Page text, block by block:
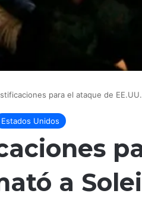
para el ataque de
Estados Unidos
a